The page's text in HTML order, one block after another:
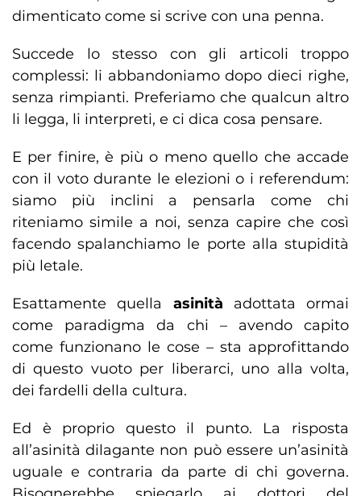
dimenticato come si scrive con una penna.
Succede lo stesso con gli articoli troppo
complessi: li abbandoniamo dopo dieci righe,
senza rimpianti. Preferiamo che qualcun altro
li legga, li interpreti, e ci dica cosa pensare.
E per finire, è più o meno quello che accade
con il voto durante le elezioni o i referendum:
siamo più inclini a pensarla come chi
riteniamo simile a noi, senza capire che così
facendo spalanchiamo le porte alla stupidità
più letale.
Esattamente quella asinità adottata ormai
come paradigma da chi – avendo capito
come funzionano le cose – sta approfittando
di questo vuoto per liberarci, uno alla volta,
dei fardelli della cultura.
Ed è proprio questo il punto. La risposta
all’asinità dilagante non può essere un’asinità
uguale e contraria da parte di chi governa.